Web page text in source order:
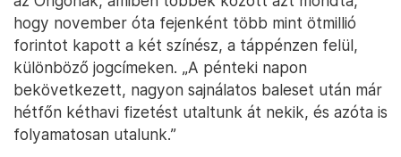
hogy november óta fejenként több mint ötmillió
forintot kapott a két színész, a táppénzen felül,
különböző jogcímeken. „A pénteki napon
bekövetkezett, nagyon sajnálatos baleset után már
hétfőn kéthavi fizetést utaltunk át nekik, és azóta is
folyamatosan utalunk.”